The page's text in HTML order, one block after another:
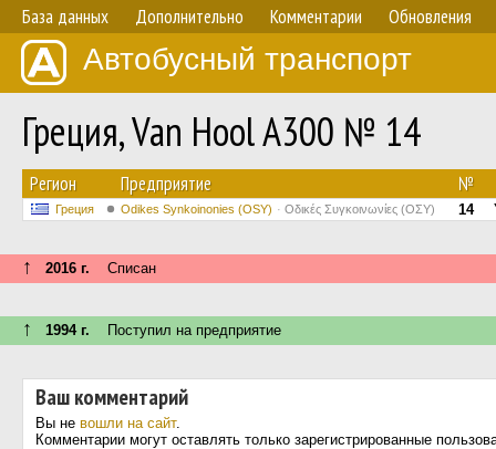
База данных Дополнительно Комментарии Обновления
Автобусный транспорт
Греция, Van Hool A300 № 14
Регион Предприятие №
Греция Odikes Synkoinonies (OSY) Οδικές Συγκοινωνίες (ΟΣΥ) 14
↑ 2016 г. Списан
↑ 1994 г. Поступил на предприятие
Ваш комментарий
Вы не вошли на сайт.
Комментарии могут оставлять только зарегистрированные